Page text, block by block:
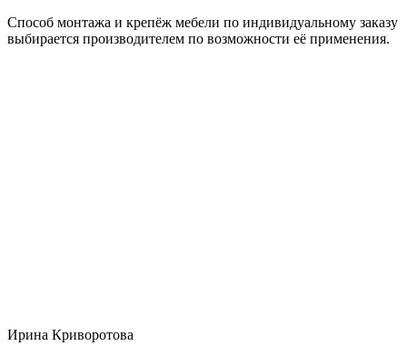
Способ монтажа и крепёж мебели по индивидуальному заказу
выбирается производителем по возможности её применения.
Ирина Криворотова